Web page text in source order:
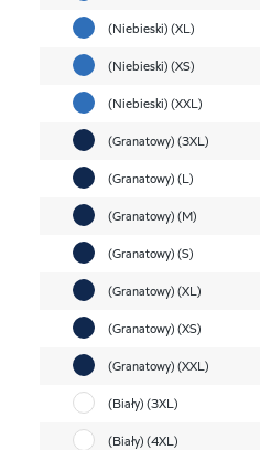
(Niebieski) (XL)
(Niebieski) (XS)
(Niebieski) (XXL)
(Granatowy) (3XL)
(Granatowy) (L)
(Granatowy) (M)
(Granatowy) (S)
(Granatowy) (XL)
(Granatowy) (XS)
(Granatowy) (XXL)
(Biały) (3XL)
(Biały) (4XL)